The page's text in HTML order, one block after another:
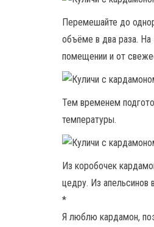
Перемешайте до
объёме в два раза. На
помещении и от
Тем временем
температуры.
Из коробочек
цедру. Из апельсинов
*
Я люблю кардамон,